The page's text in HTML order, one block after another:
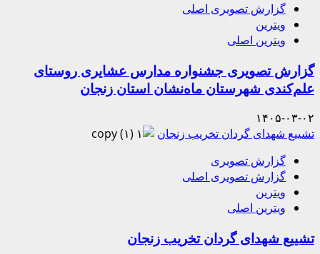
گزارش تصویری اصلی
ویترین
ویترین اصلی
گزارش تصویری جشنواره مدارس عشایری روستای
علم‌کندی شهرستان ماه‌نشان استان زنجان
۱۴۰۵-۰۳-۰۲
تشییع شهدای گردان تخریب زنجان
گزارش تصویری
گزارش تصویری اصلی
ویترین
ویترین اصلی
تشییع شهدای گردان تخریب زنجان